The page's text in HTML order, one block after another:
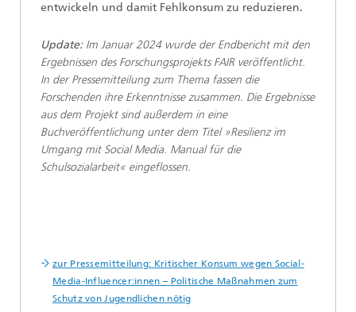
entwickeln und damit Fehlkonsum zu reduzieren.
Update:Im Januar 2024 wurde der Endbericht mit den
Ergebnissen des Forschungsprojekts FAIR veröffentlicht.
In der Pressemitteilung zum Thema fassen die
Forschenden ihre Erkenntnisse zusammen. Die Ergebnisse
aus dem Projekt sind außerdem in eine
Buchveröffentlichung unter dem Titel »Resilienz im
Umgang mit Social Media. Manual für die
Schulsozialarbeit« eingeflossen.
zur Pressemitteilung: Kritischer Konsum wegen Social-
Media-Influencer:innen – Politische Maßnahmen zum
Schutz von Jugendlichen nötig